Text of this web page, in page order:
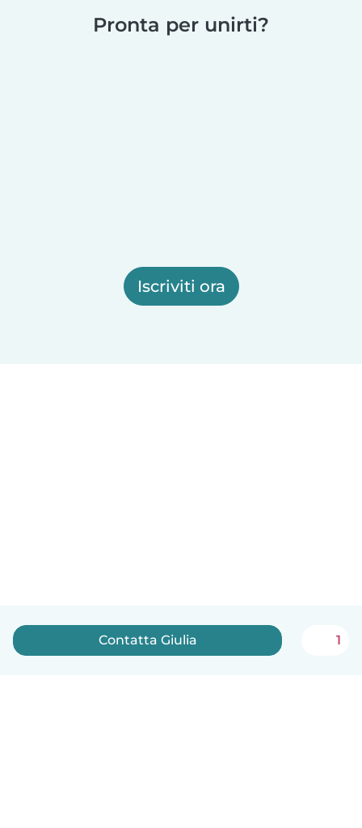
Pronta per unirti?
Iscriviti ora
Contatta Giulia 1